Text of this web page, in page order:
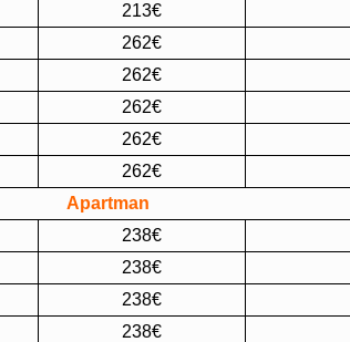
213€
262€
262€
262€
262€
262€
Apartman
238€
238€
238€
238€